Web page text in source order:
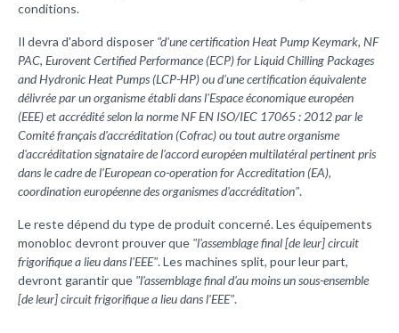
conditions.
Il devra d'abord disposer "d'une certification Heat Pump Keymark, NF
PAC, Eurovent Certified Performance (ECP) for Liquid Chilling Packages
and Hydronic Heat Pumps (LCP-HP) ou d'une certification équivalente
délivrée par un organisme établi dans l'Espace économique européen
(EEE) et accrédité selon la norme NF EN ISO/IEC 17065 : 2012 par le
Comité français d'accréditation (Cofrac) ou tout autre organisme
d'accréditation signataire de l'accord européen multilatéral pertinent pris
dans le cadre de l'European co-operation for Accreditation (EA),
coordination européenne des organismes d'accréditation".
Le reste dépend du type de produit concerné. Les équipements
monobloc devront prouver que "l'assemblage final [de leur] circuit
frigorifique a lieu dans l'EEE". Les machines split, pour leur part,
devront garantir que "l'assemblage final d'au moins un sous-ensemble
[de leur] circuit frigorifique a lieu dans l'EEE".